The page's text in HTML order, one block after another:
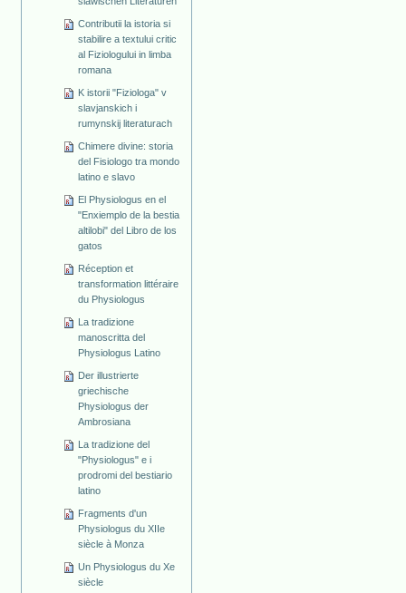
Contributii la istoria si
stabilire a textului critic
al Fiziologului in limba
romana
K istorii "Fiziologa" v
slavjanskich i
rumynskij literaturach
Chimere divine: storia
del Fisiologo tra mondo
latino e slavo
El Physiologus en el
"Enxiemplo de la bestia
altilobi" del Libro de los
gatos
Réception et
transformation littéraire
du Physiologus
La tradizione
manoscritta del
Physiologus Latino
Der illustrierte
griechische
Physiologus der
Ambrosiana
La tradizione del
"Physiologus" e i
prodromi del bestiario
latino
Fragments d'un
Physiologus du XIIe
siècle à Monza
Un Physiologus du Xe
siècle